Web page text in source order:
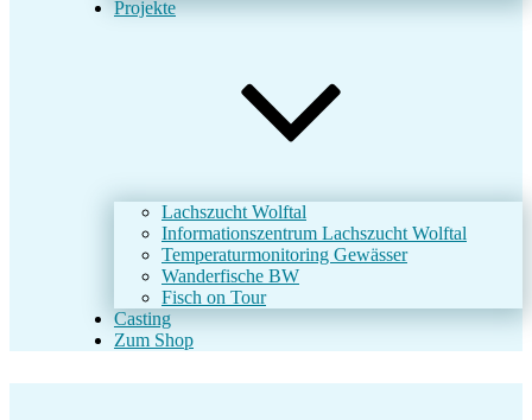
Projekte
Lachszucht Wolftal
Informationszentrum Lachszucht Wolftal
Temperaturmonitoring Gewässer
Wanderfische BW
Fisch on Tour
Casting
Zum Shop